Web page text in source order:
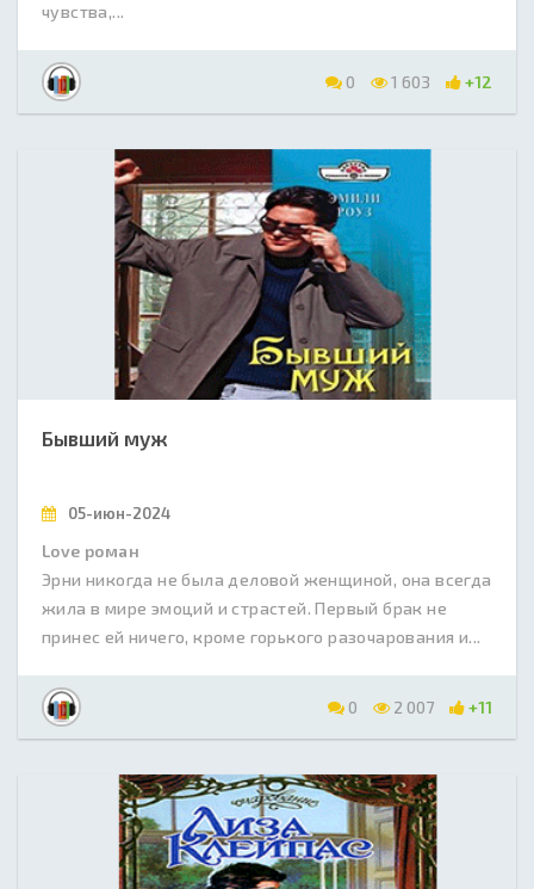
чувства,...
0 1 603 +12
Бывший муж
05-июн-2024
Love роман
Эрни никогда не была деловой женщиной, она всегда
жила в мире эмоций и страстей. Первый брак не
принес ей ничего, кроме горького разочарования и...
0 2 007 +11